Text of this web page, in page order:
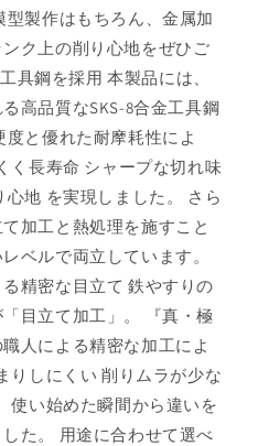
製作はもちろん、金属加
ク上の削り心地をぜひご
具鋼を採用 本製品には、
高品質なSKS-8合金工具鋼
と優れた耐摩耗性によ
く長寿命 シャープな切れ味
地 を実現しました。 さら
加工と熱処理を施すこと
ベルで両立しています。
精密な目立て 鉄やすりの
目立て加工」。 『真・極
人による精密な加工によ
りしにくい 削りムラが少な
使い始めた瞬間から違いを
た。 用途に合わせて選べ